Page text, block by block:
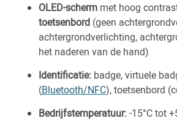
OLED-scherm met hoog
toetsenbord (geen
achtergrondverlichting,
het naderen van de hand)
Identificatie: badge, virtuele
(Bluetooth/NFC), toetsenbord
Bedrijfstemperatuur:-15°C tot